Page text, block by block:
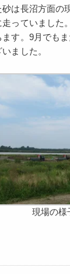
砂は長沼方面の
走っていました
ます。9月でも
ました。
現場の様